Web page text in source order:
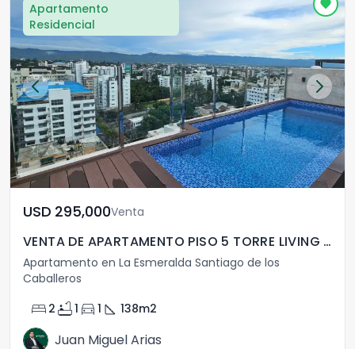
Apartamento
Residencial
USD	295,000Venta
VENTA DE APARTAMENTO PISO 5 TORRE LIVING LA ESMERALDA
Apartamento en La Esmeralda Santiago de los
Caballeros
bed 2 bathtub1 directions_car 1 square_foot 138m2
Juan Miguel Arias